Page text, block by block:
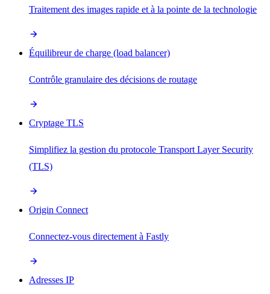
Traitement des images rapide et à la pointe de la technologie
Équilibreur de charge (load balancer)
Contrôle granulaire des décisions de routage
Cryptage TLS
Simplifiez la gestion du protocole Transport Layer Security
(TLS)
Origin Connect
Connectez-vous directement à Fastly
Adresses IP